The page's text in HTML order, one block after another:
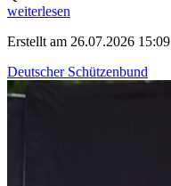
weiterlesen
Erstellt am 26.07.2026
Deutscher Schützenbund